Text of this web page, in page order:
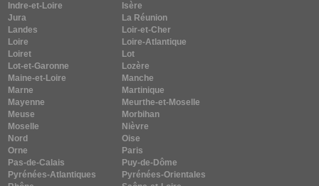
Indre-et-Loire
Isère
Jura
La Réunion
Landes
Loir-et-Cher
Loire
Loire-Atlantique
Loiret
Lot
Lot-et-Garonne
Lozère
Maine-et-Loire
Manche
Marne
Martinique
Mayenne
Meurthe-et-Moselle
Meuse
Morbihan
Moselle
Nièvre
Nord
Oise
Orne
Paris
Pas-de-Calais
Puy-de-Dôme
Pyrénées-Atlantiques
Pyrénées-Orientales